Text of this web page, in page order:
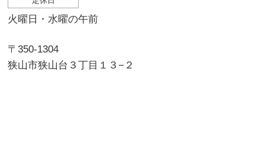
火曜日・水曜の午前
〒350-1304
狭山市狭山台３丁目１３−２